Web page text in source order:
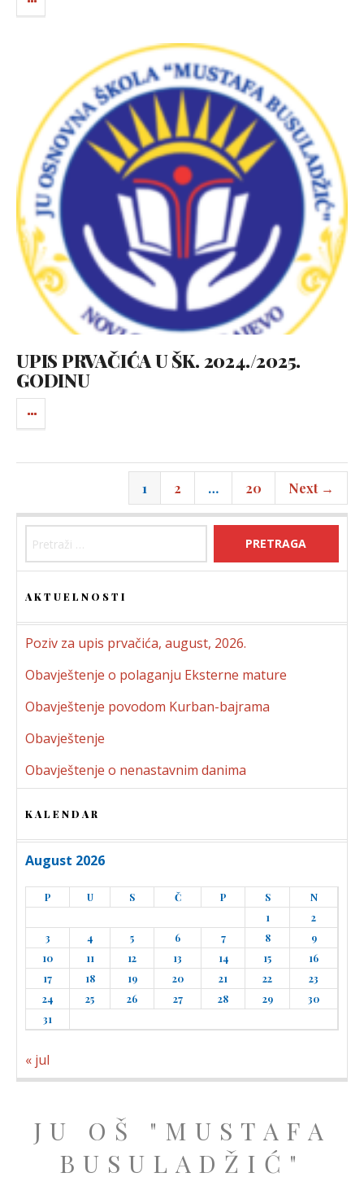
UPIS PRVAČIĆA U ŠK. 2024./2025.
GODINU
1 2 … 20 Next →
AKTUELNOSTI
Poziv za upis prvačića, august, 2026.
Obavještenje o polaganju Eksterne mature
Obavještenje povodom Kurban-bajrama
Obavještenje
Obavještenje o nenastavnim danima
KALENDAR
August 2026
P U S Č P S
N
1
2
3
4 5 6 7 8
9
10
11 12 13 14 15
16
17
18 19 20 21 22
23
24
25 26 27 28 29
30
31
« jul
JU OŠ "MUSTAFA
BUSULADŽIĆ"